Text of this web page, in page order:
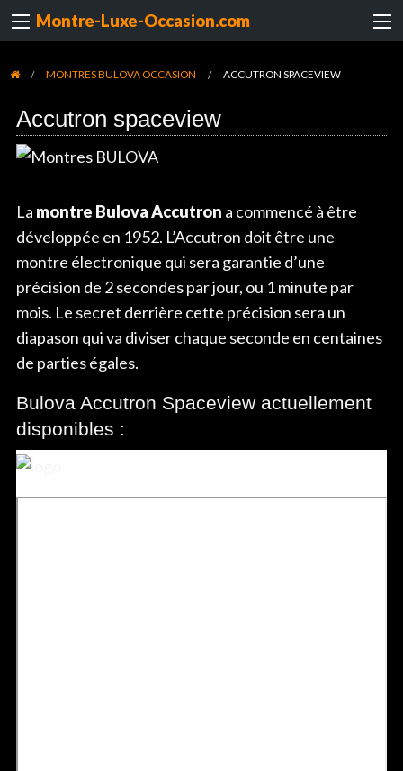
Montre-Luxe-Occasion.com
MONTRES BULOVA OCCASION ACCUTRON SPACEVIEW
Accutron spaceview
La montre Bulova Accutron a commencé à être
développée en 1952. L’Accutron doit être une
montre électronique qui sera garantie d’une
précision de 2 secondes par jour, ou 1 minute par
mois. Le secret derrière cette précision sera un
diapason qui va diviser chaque seconde en centaines
de parties égales.
Bulova Accutron Spaceview actuellement
disponibles :